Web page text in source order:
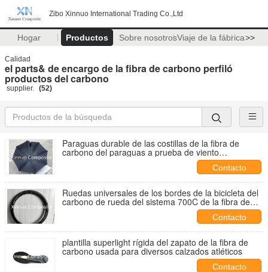
Zibo Xinnuo International Trading Co.,Ltd
Hogar Productos Sobre nosotrosViaje de la fábrica>>
Calidad
el parts& de encargo de la fibra de carbono perfiló
productos del carbono
supplier. (52)
Paraguas durable de las costillas de la fibra de
carbono del paraguas a prueba de viento
impermeable ultraligero de la fibra de carbono
Contacto
Ruedas universales de los bordes de la bicicleta del
carbono de rueda del sistema 700C de la fibra de
carbono de Rim Road Bike Wheel de la bicicleta de
Contacto
plantilla superlight rígida del zapato de la fibra de
carbono usada para diversos calzados atléticos
Contacto